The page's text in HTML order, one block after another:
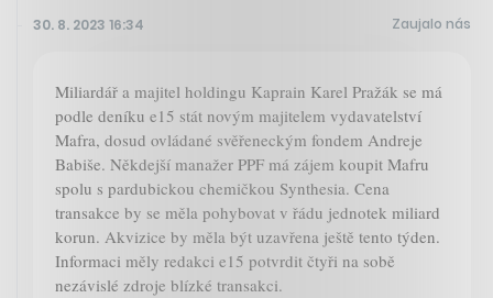
30. 8. 2023 16:34 Zaujalo nás
Miliardář a majitel holdingu Kaprain Karel Pražák se má
podle deníku e15 stát novým majitelem vydavatelství
Mafra, dosud ovládané svěřeneckým fondem Andreje
Babiše. Někdejší manažer PPF má zájem koupit Mafru
spolu s pardubickou chemičkou Synthesia. Cena
transakce by se měla pohybovat v řádu jednotek miliard
korun. Akvizice by měla být uzavřena ještě tento týden.
Informaci měly redakci e15 potvrdit čtyři na sobě
nezávislé zdroje blízké transakci.